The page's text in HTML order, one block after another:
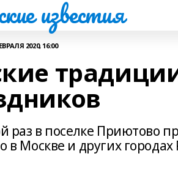
известия
2020, 16:00
раз в поселке Приютово
в Москве и других городах